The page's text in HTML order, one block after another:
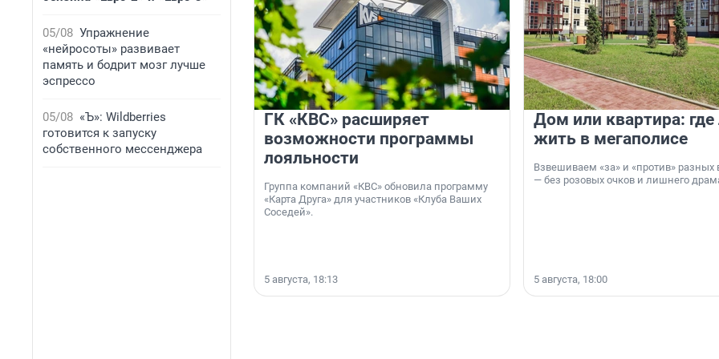
05/08 Упражнение
«нейросоты» развивает
память и бодрит мозг лучше
эспрессо
05/08 «Ъ»: Wildberries
готовится к запуску
собственного мессенджера
ГК «КВС» расширяет
возможности программы
лояльности
Группа компаний «КВС» обновила программу
«Карта Друга» для участников «Клуба Ваших
Соседей».
5 августа, 18:13
Дом или квартира:
жить в мегаполисе
Взвешиваем «за» и «против» разных
— без розовых очков и лишнего
5 августа, 18:00